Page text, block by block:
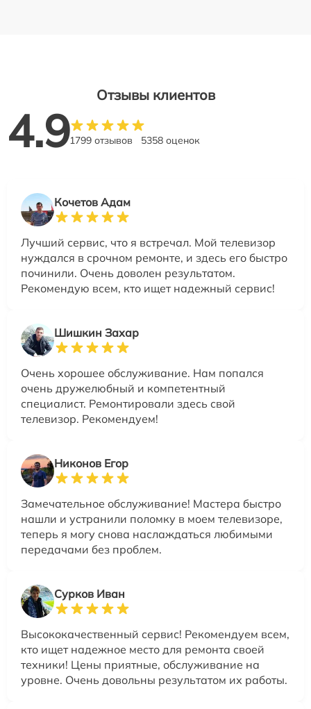
Отзывы клиентов
4.91799 отзывов 5358 оценок
Кочетов Адам
Лучший сервис, что я встречал. Мой телевизор
нуждался в срочном ремонте, и здесь его быстро
починили. Очень доволен результатом.
Рекомендую всем, кто ищет надежный сервис!
Шишкин Захар
Очень хорошее обслуживание. Нам попался
очень дружелюбный и компетентный
специалист. Ремонтировали здесь свой
телевизор. Рекомендуем!
Никонов Егор
Замечательное обслуживание! Мастера быстро
нашли и устранили поломку в моем телевизоре,
теперь я могу снова наслаждаться любимыми
передачами без проблем.
Сурков Иван
Высококачественный сервис! Рекомендуем всем,
кто ищет надежное место для ремонта своей
техники! Цены приятные, обслуживание на
уровне. Очень довольны результатом их работы.